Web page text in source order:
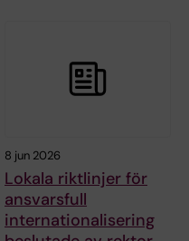
8 jun 2026
Lokala riktlinjer för
ansvarsfull
internationalisering